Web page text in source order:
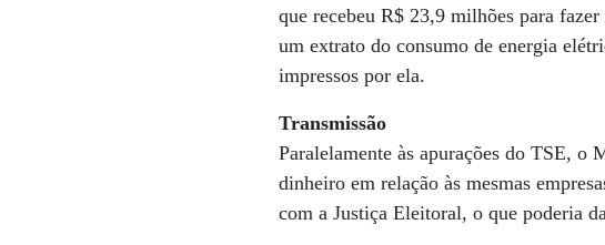
que recebeu R$ 23,9 milhões para
um extrato do consumo de energia
impressos por ela.
Transmissão
Paralelamente às apurações do TSE,
dinheiro em relação às mesmas
com a Justiça Eleitoral, o que poderia